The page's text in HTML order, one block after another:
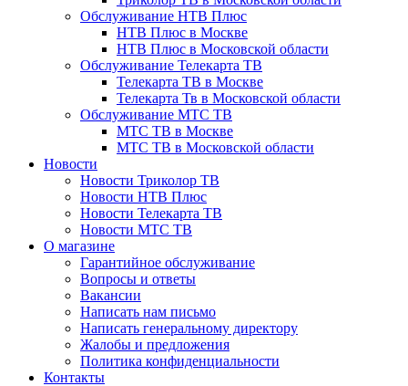
Обслуживание НТВ Плюс
НТВ Плюс в Москве
НТВ Плюс в Московской области
Обслуживание Телекарта ТВ
Телекарта ТВ в Москве
Телекарта Тв в Московской области
Обслуживание МТС ТВ
МТС ТВ в Москве
МТС ТВ в Московской области
Новости
Новости Триколор ТВ
Новости НТВ Плюс
Новости Телекарта ТВ
Новости МТС ТВ
О магазине
Гарантийное обслуживание
Вопросы и ответы
Вакансии
Написать нам письмо
Написать генеральному директору
Жалобы и предложения
Политика конфиденциальности
Контакты